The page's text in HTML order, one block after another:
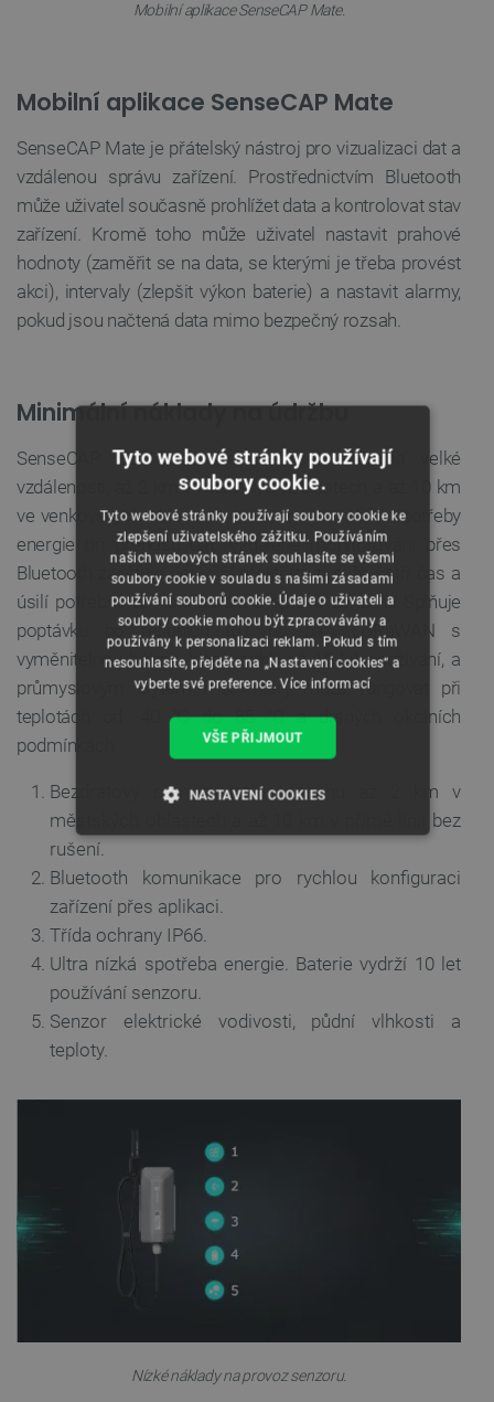
Mobilní aplikace SenseCAP Mate.
Mobilní aplikace SenseCAP Mate
SenseCAP Mate je přátelský nástroj pro vizualizaci dat a
vzdálenou správu zařízení. Prostřednictvím Bluetooth
může uživatel současně prohlížet data a kontrolovat stav
zařízení. Kromě toho může uživatel nastavit prahové
hodnoty (zaměřit se na data, se kterými je třeba provést
akci), intervaly (zlepšit výkon baterie) a nastavit alarmy,
pokud jsou načtená data mimo bezpečný rozsah.
Minimální náklady na údržbu
SenseCAP S2015 dokáže přenášet data na velké
vzdálenosti, až 2 km v městských oblastech a až 10 km
ve venkovských oblastech, při zachování nízké spotřeby
energie při přenosu dat. Vzdálené monitorování přes
Bluetooth zajišťuje nejvyšší efektivitu tím, že šetří čas a
úsilí potřebné ke konfiguraci a správě zařízení. Splňuje
poptávku po řešeních IoT na bázi LoRaWAN s
vyměnitelnou baterií, která vydrží až 10 let používání, a
průmyslovým krytem IP66, který může fungovat při
teplotách od -40 °C do 85 °C a drsných okolních
podmínkách.
Bezdrátový přenos dat v dosahu až 2 km v
městských oblastech a až 10 km v přímé linii bez
rušení.
Bluetooth komunikace pro rychlou konfiguraci
zařízení přes aplikaci.
Třída ochrany IP66.
Ultra nízká spotřeba energie. Baterie vydrží 10 let
používání senzoru.
Senzor elektrické vodivosti, půdní vlhkosti a
teploty.
Nízké náklady na provoz senzoru.
Tyto webové stránky používají
soubory cookie.
Tyto webové stránky používají soubory cookie ke
zlepšení uživatelského zážitku. Používáním
našich webových stránek souhlasíte se všemi
soubory cookie v souladu s našimi zásadami
používání souborů cookie. Údaje o uživateli a
soubory cookie mohou být zpracovávány a
používány k personalizaci reklam. Pokud s tím
nesouhlasíte, přejděte na „Nastavení cookies“ a
vyberte své preference.Více informací
VŠE PŘIJMOUT
NASTAVENÍ COOKIES
VÝKONOVÉ SOUBORY
SOUBORY CÍLENÍ
FUNKČNÍ SOUBORY
Nezbytně nutné soubory Výkonové soubory
Nezbytně nutné soubory cookie umožňují základní
funkce webových stránek, jako je přihlášení
uživatele a správa účtu. Webové stránky nelze bez
nezbytně nutných souborů cookie správně používat.
Název